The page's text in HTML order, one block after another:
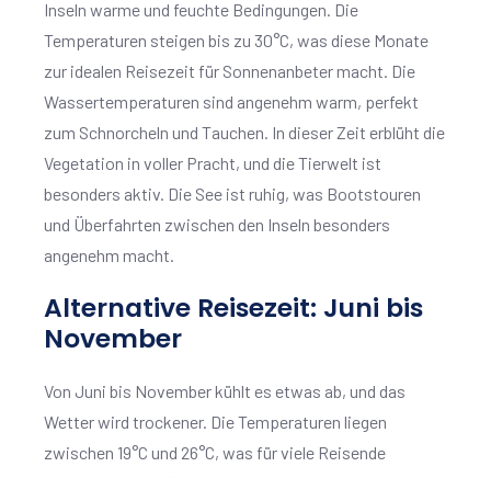
Inseln warme und feuchte Bedingungen. Die
Temperaturen steigen bis zu 30°C, was diese Monate
zur idealen Reisezeit für Sonnenanbeter macht. Die
Wassertemperaturen sind angenehm warm, perfekt
zum Schnorcheln und Tauchen. In dieser Zeit erblüht die
Vegetation in voller Pracht, und die Tierwelt ist
besonders aktiv. Die See ist ruhig, was Bootstouren
und Überfahrten zwischen den Inseln besonders
angenehm macht.
Alternative Reisezeit: Juni bis
November
Von Juni bis November kühlt es etwas ab, und das
Wetter wird trockener. Die Temperaturen liegen
zwischen 19°C und 26°C, was für viele Reisende